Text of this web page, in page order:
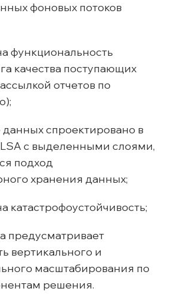
фоновых потоков
функциональность
качества поступающих
отчетов по
спроектировано в
с выделенными слоями,
подход
хранения данных;
катастрофоустойчивость;
предусматривает
вертикального и
масштабирования по
решения.